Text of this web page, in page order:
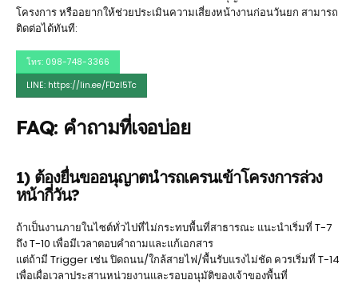
โครงการ หรืออยากให้ช่วยประเมินความเสี่ยงหน้างานก่อนวันยก สามารถ
ติดต่อได้ทันที:
โทร: 098-748-3366
LINE: https://lin.ee/FDzl5Tc
FAQ: คำถามที่เจอบ่อย
1) ต้องยื่นขออนุญาตนำรถเครนเข้าโครงการล่วง
หน้ากี่วัน?
ถ้าเป็นงานภายในไซต์ทั่วไปที่ไม่กระทบพื้นที่สาธารณะ แนะนำเริ่มที่ T-7
ถึง T-10 เพื่อมีเวลาตอบคำถามและแก้เอกสาร
แต่ถ้ามี Trigger เช่น ปิดถนน/ใกล้สายไฟ/พื้นรับแรงไม่ชัด ควรเริ่มที่ T-14
เพื่อเผื่อเวลาประสานหน่วยงานและรอบอนุมัติของเจ้าของพื้นที่